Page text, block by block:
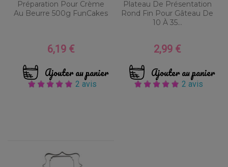
Préparation Pour Crème
Au Beurre 500g FunCakes
Prix
6,19 €
Ajouter au panier
2 avis
Plateau De Présentation
Rond Fin Pour Gâteau De
10 À 35...
Prix
2,99 €
Ajouter au panier
2 avis